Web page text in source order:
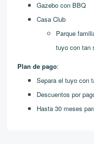
Gazebo con BBQ
Casa Club
Parque
tuyo con tan
Plan de pago:
Separa el tuyo con
Descuentos por
Hasta 30 meses